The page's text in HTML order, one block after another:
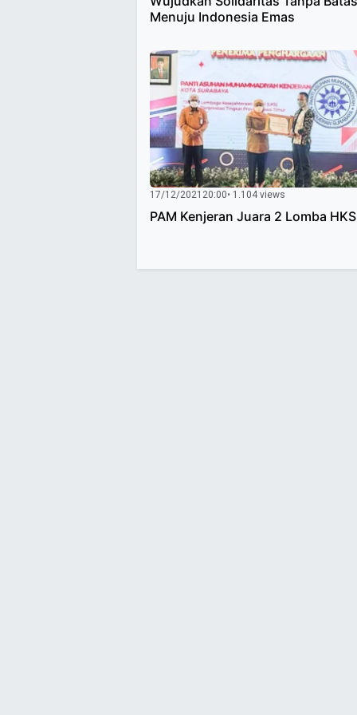
Menuju Indonesia Emas
17/12/2021 20:00• 1.104 views
PAM Kenjeran Juara 2 Lomba